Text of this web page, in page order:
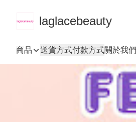
laglacebeauty
商品 送貨方式付款方式關於我們